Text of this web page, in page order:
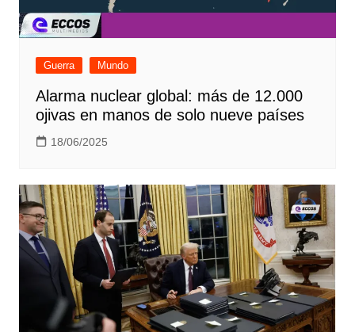
Guerra Mundo
Alarma nuclear global: más de 12.000
ojivas en manos de solo nueve países
18/06/2025